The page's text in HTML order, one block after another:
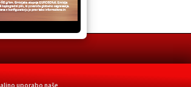
uporabo naše